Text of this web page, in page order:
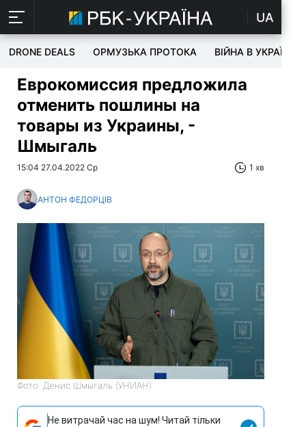
UA
DRONE DEALS ОРМУЗЬКА ПРОТОКА ВІЙНА В УКРАЇНІ
Еврокомиссия предложила
отменить пошлины на
товары из Украины, -
Шмыгаль
15:04 27.04.2022 Ср 1 хв
АНТОН ФЕДОРЦІВ
Фото: Денис Шмыгаль (УНИАН)
Не витрачай час на шум! Читай тільки